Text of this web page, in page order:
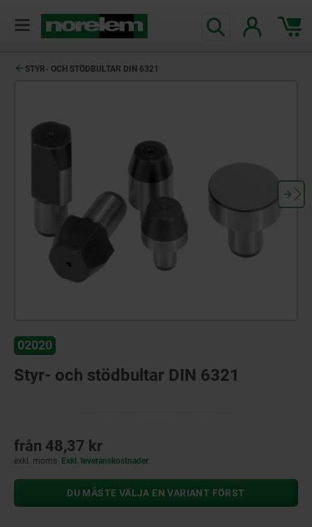
STYR- OCH STÖDBULTAR DIN 6321
02020
Styr- och stödbultar DIN 6321
från 48,37 kr
exkl. moms Exkl. leveranskostnader
DU MÅSTE VÄLJA EN VARIANT FÖRST